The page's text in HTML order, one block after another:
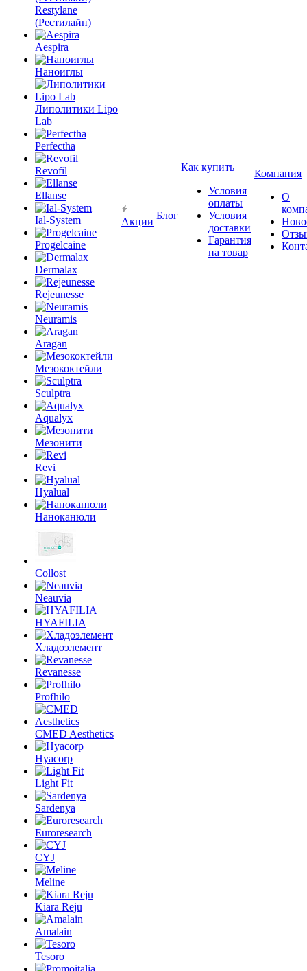
Restylane
(Рестилайн)
Aespira
Наноиглы
Липолитики Lipo
Lab
Perfectha
Revofil
Ellanse
Ial-System
Progelcaine
Dermalax
Rejeunesse
Neuramis
Aragan
Мезококтейли
Sculptra
Aqualyx
Мезонити
Revi
Hyalual
Наноканюли
Collost
Neauvia
HYAFILIA
Хладоэлемент
Revanesse
Profhilo
CMED Aesthetics
Hyacorp
Light Fit
Sardenya
Euroresearch
CYJ
Meline
Kiara Reju
Amalain
Tesoro
Акции
Блог
Как купить
Условия
оплаты
Условия
доставки
Гарантия
на товар
Компания
О